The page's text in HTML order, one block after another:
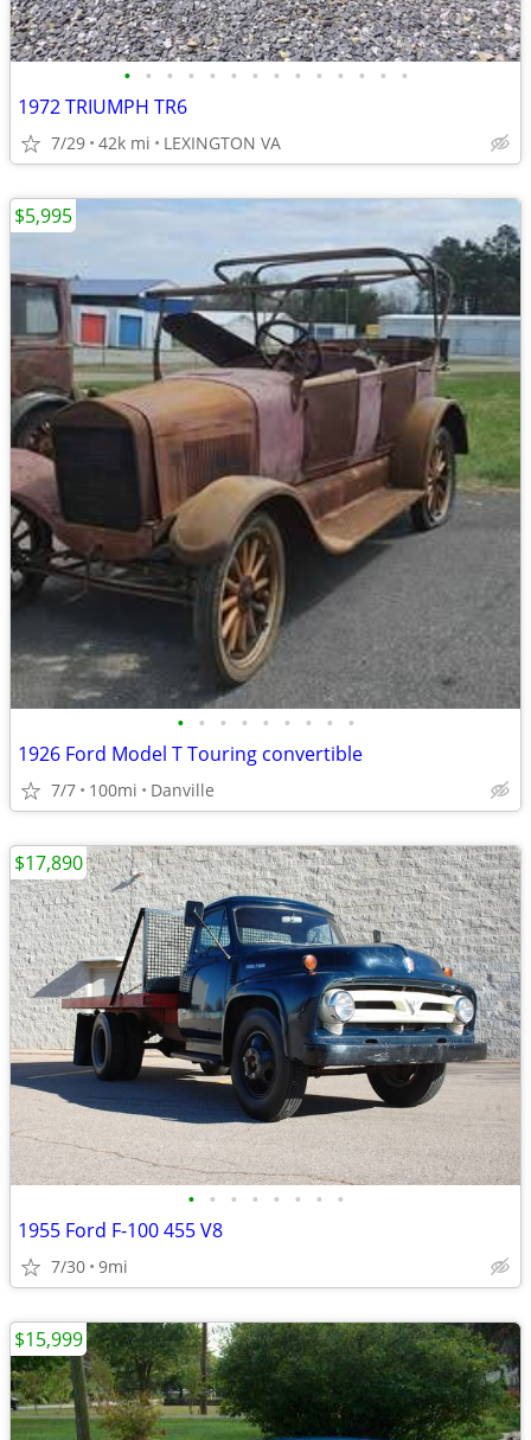
• • • • • • • • • • • • • •
1972 TRIUMPH TR6
7/29 42k mi LEXINGTON VA
• • • • • • • • •
1926 Ford Model T Touring convertible
7/7 100mi Danville
$5,995
• • • • • • • •
1955 Ford F-100 455 V8
7/30 9mi
$17,890
$15,999